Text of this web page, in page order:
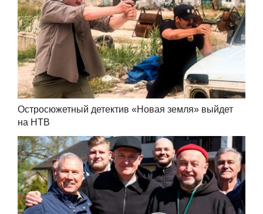
Остросюжетный детектив «Новая земля» выйдет
на НТВ